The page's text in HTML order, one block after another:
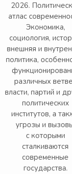
2026.
атлас
Экономика,
социология,
внешняя и
политика,
различных
власти, партий и
политических
институтов, а
угрозы и
с которыми
сталкиваются
современные
государства.